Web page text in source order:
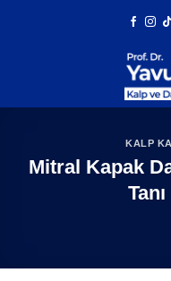
KALP
Mitral Kapak